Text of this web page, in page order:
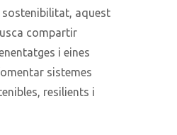
sostenibilitat, aquest
compartir
i eines
sistemes
resilients i